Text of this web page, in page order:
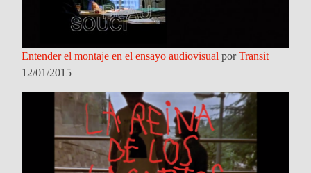
Entender el montaje en el ensayo audiovisual porTransit
12/01/2015